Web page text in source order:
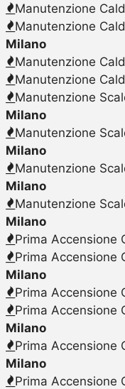
Manutenzione
Manutenzione
Milano
Manutenzione
Manutenzione
Manutenzione
Milano
Manutenzione
Milano
Manutenzione
Milano
Manutenzione
Milano
Prima Accensione
Prima Accensione
Milano
Prima Accensione
Prima Accensione
Milano
Prima Accensione
Milano
Prima Accensione